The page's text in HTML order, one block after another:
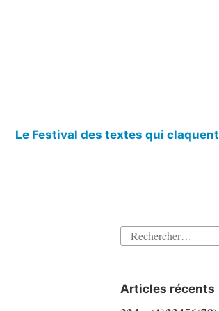
Le Festival des textes qui claquent
Rechercher :
Articles récents